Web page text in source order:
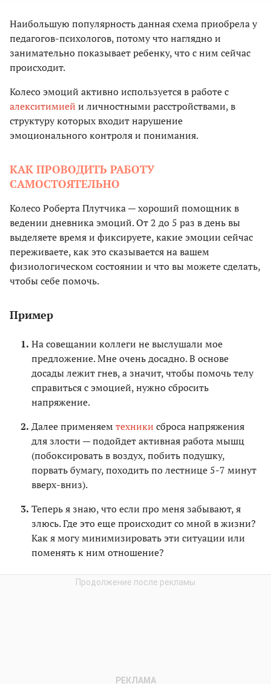
Наибольшую популярность данная схема приобрела у
педагогов-психологов, потому что наглядно и
занимательно показывает ребенку, что с ним сейчас
происходит.
Колесо эмоций активно используется в работе с
алекситимией и личностными расстройствами, в
структуру которых входит нарушение
эмоционального контроля и понимания.
КАК ПРОВОДИТЬ РАБОТУ
САМОСТОЯТЕЛЬНО
Колесо Роберта Плутчика — хороший помощник в
ведении дневника эмоций. От 2 до 5 раз в день вы
выделяете время и фиксируете, какие эмоции сейчас
переживаете, как это сказывается на вашем
физиологическом состоянии и что вы можете сделать,
чтобы себе помочь.
Пример
На совещании коллеги не выслушали мое
предложение. Мне очень досадно. В основе
досады лежит гнев, а значит, чтобы помочь телу
справиться с эмоцией, нужно сбросить
напряжение.
Далее применяемтехники сброса напряжения
для злости — подойдет активная работа мышц
(побоксировать в воздух, побить подушку,
порвать бумагу, походить по лестнице 5-7 минут
вверх-вниз).
Теперь я знаю, что если про меня забывают, я
злюсь. Где это еще происходит со мной в жизни?
Как я могу минимизировать эти ситуации или
поменять к ним отношение?